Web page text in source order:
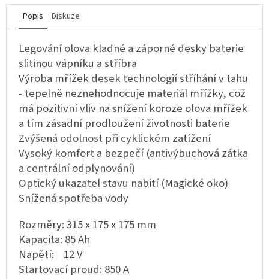
Popis Diskuze
Legování olova kladné a záporné desky baterie
slitinou vápníku a stříbra
Výroba mřížek desek technologií stříhání v tahu
- tepelně neznehodnocuje materiál mřížky, což
má pozitivní vliv na snížení koroze olova mřížek
a tím zásadní prodloužení životnosti baterie
Zvýšená odolnost při cyklickém zatížení
Vysoký komfort a bezpečí (antivýbuchová zátka
a centrální odplynování)
Optický ukazatel stavu nabití (Magické oko)
Snížená spotřeba vody
Rozměry: 315 x 175 x 175 mm
Kapacita: 85 Ah
Napětí: 12 V
Startovací proud: 850 A